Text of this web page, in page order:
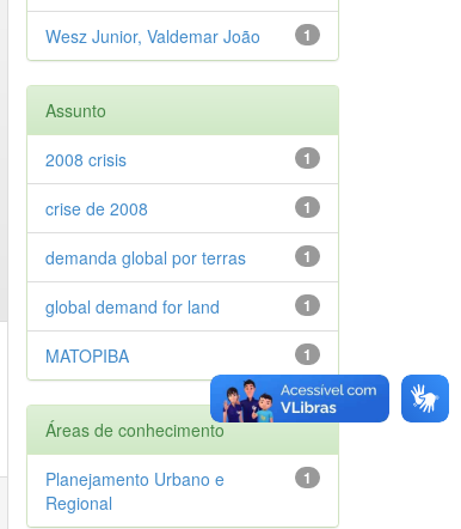
1
Wesz Junior, Valdemar João
Assunto
1
2008 crisis
1
crise de 2008
1
demanda global por terras
1
global demand for land
1
MATOPIBA
Áreas de conhecimento
1
Planejamento Urbano e
Regional